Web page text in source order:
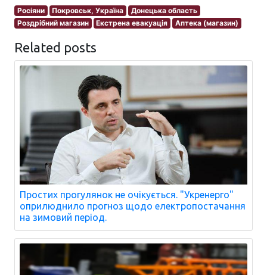
Росіяни Покровськ, Україна
Донецька область
Роздрібний магазин
Екстрена евакуація Аптека (магазин)
Related posts
Простих прогулянок не очікується. "Укренерго"
оприлюднило прогноз щодо електропостачання
на зимовий період.